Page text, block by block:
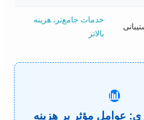
خدمات جامع‌تر، هزینه
بالاتر
📊
عوامل مؤثر بر هزینه